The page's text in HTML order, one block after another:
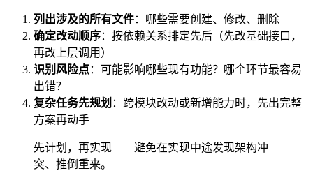
列出涉及的所有文件：哪些需要创建、修改、删除
确定改动顺序：按依赖关系排定先后（先改基础接口，
再改上层调用）
识别风险点：可能影响哪些现有功能？哪个环节最容易
出错？
复杂任务先规划 ：跨模块改动或新增能力时，先出完整
方案再动手
先计划，再实现——避免在实现中途发现架构冲
突、推倒重来。